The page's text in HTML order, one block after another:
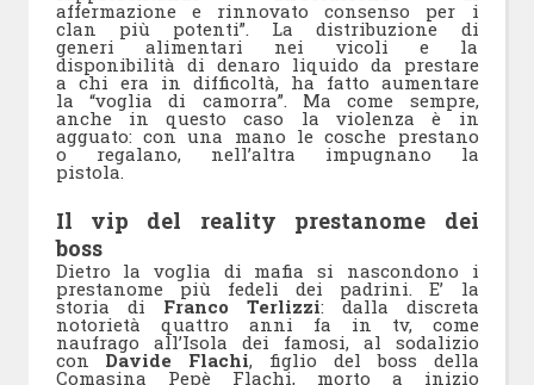
affermazione e rinnovato consenso per i
clan più potenti”. La distribuzione di
generi alimentari nei vicoli e la
disponibilità di denaro liquido da prestare
a chi era in difficoltà, ha fatto aumentare
la “voglia di camorra”. Ma come sempre,
anche in questo caso la violenza è in
agguato: con una mano le cosche prestano
o regalano, nell’altra impugnano la
pistola.
Il vip del reality prestanome dei
boss
Dietro la voglia di mafia si nascondono i
prestanome più fedeli dei padrini. E’ la
storia di Franco Terlizzi: dalla discreta
notorietà quattro anni fa in tv, come
naufrago all’Isola dei famosi, al sodalizio
con Davide Flachi, figlio del boss della
Comasina Pepè Flachi, morto a inizio